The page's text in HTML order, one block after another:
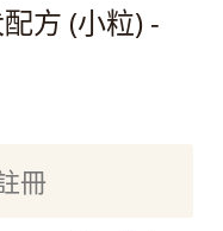
方 (小粒) -
冊